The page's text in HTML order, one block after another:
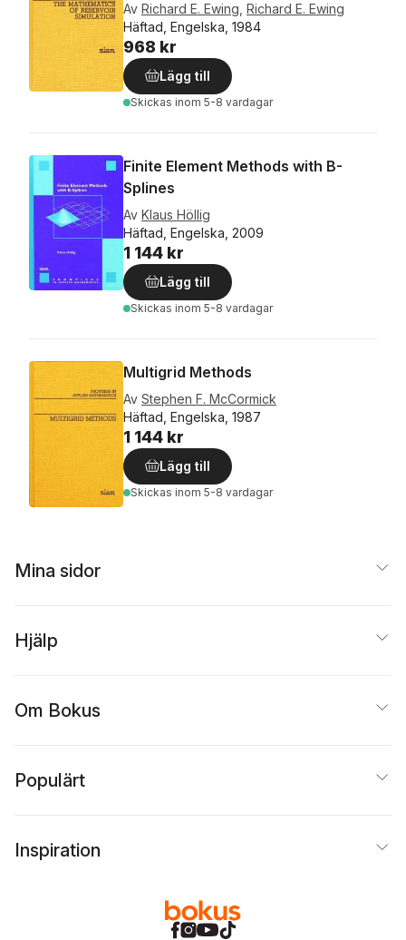
Av Richard E. Ewing Richard E. Ewing
Häftad, Engelska, 1984
968 kr
Lägg till
Skickas inom 5-8 vardagar
Finite Element Methods with B-
Splines
Av Klaus Höllig
Häftad, Engelska, 2009
1 144 kr
Lägg till
Skickas inom 5-8 vardagar
Multigrid Methods
Av Stephen F. McCormick
Häftad, Engelska, 1987
1 144 kr
Lägg till
Skickas inom 5-8 vardagar
Mina sidor
Hjälp
Om Bokus
Populärt
Inspiration